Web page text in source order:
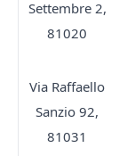
Settembre 2,
81020
Via Raffaello
Sanzio 92,
81031